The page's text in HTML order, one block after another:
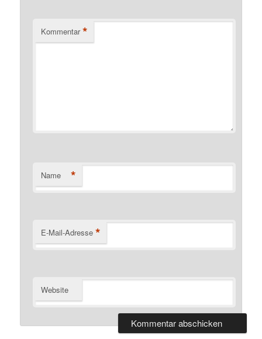
Kommentar *
Name *
E-Mail-Adresse *
Website